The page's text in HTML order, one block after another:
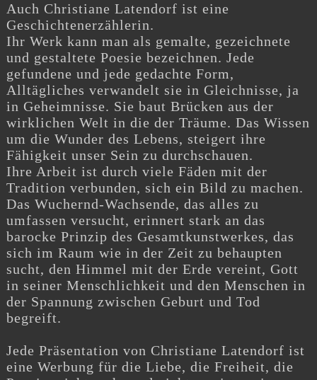
Auch Christiane Latendorf ist eine
Geschichtenerzählerin.
Ihr Werk kann man als gemalte, gezeichnete
und gestaltete Poesie bezeichnen. Jede
gefundene und jede gedachte Form,
Alltägliches verwandelt sie in Gleichnisse, ja
in Geheimnisse. Sie baut Brücken aus der
wirklichen Welt in die der Träume. Das Wissen
um die Wunder des Lebens, steigert ihre
Fähigkeit unser Sein zu durchschauen.
Ihre Arbeit ist durch viele Fäden mit der
Tradition verbunden, sich ein Bild zu machen.
Das Wuchernd-Wachsende, das alles zu
umfassen versucht, erinnert stark an das
barocke Prinzip des Gesamtkunstwerkes, das
sich im Raum wie in der Zeit zu behaupten
sucht, den Himmel mit der Erde vereint, Gott
in seiner Menschlichkeit und den Menschen in
der Spannung zwischen Geburt und Tod
begreift.
Jede Präsentation von Christiane Latendorf ist
eine Werbung für die Liebe, die Freiheit, die